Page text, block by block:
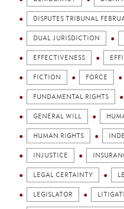
DISPUTES TRIBUNAL
DUAL JURISDICTION
EFFECTIVENESS
FICTION FORCE
FUNDAMENTAL RIGHTS
GENERAL WILL
HUMAN RIGHTS
INJUSTICE
LEGAL CERTAINTY
LEGISLATOR